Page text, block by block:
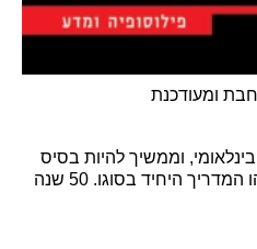
ומעודכנת
וממשיך להיות בסיס
לימוד והנאה ברחבי העולם. זהו המדריך היחיד בסוגו. 50 שנה